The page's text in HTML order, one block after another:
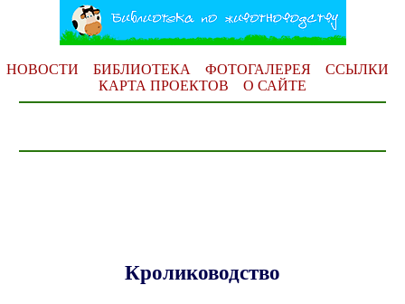
НОВОСТИ БИБЛИОТЕКА ФОТОГАЛЕРЕЯ
ССЫЛКИ
КАРТА ПРОЕКТОВ
О САЙТЕ
Кролиководство